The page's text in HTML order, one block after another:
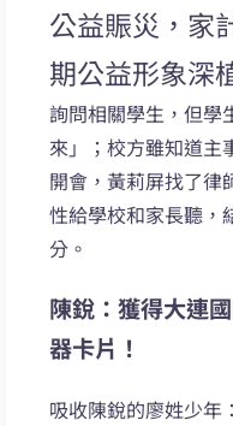
公益賑災，家
期公益形象深
詢問相關學生，但學
來」；校方雖知道主
開會，黃莉屏找了律
性給學校和家長聽，
分。
陳銳：獲得大連
器卡片！
吸收陳銳的廖姓少年